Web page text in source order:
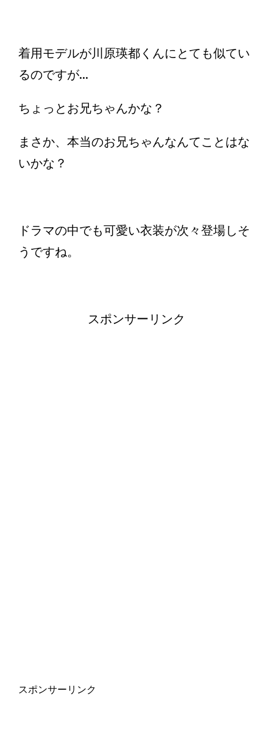
着用モデルが川原瑛都くんにとても似てい
るのですが...
ちょっとお兄ちゃんかな？
まさか、本当のお兄ちゃんなんてことはな
いかな？
ドラマの中でも可愛い衣装が次々登場しそ
うですね。
スポンサーリンク
スポンサーリンク